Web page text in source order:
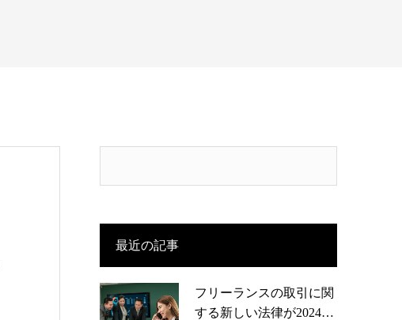
最近の記事
フリーランスの取引に関
する新しい法律が2024…